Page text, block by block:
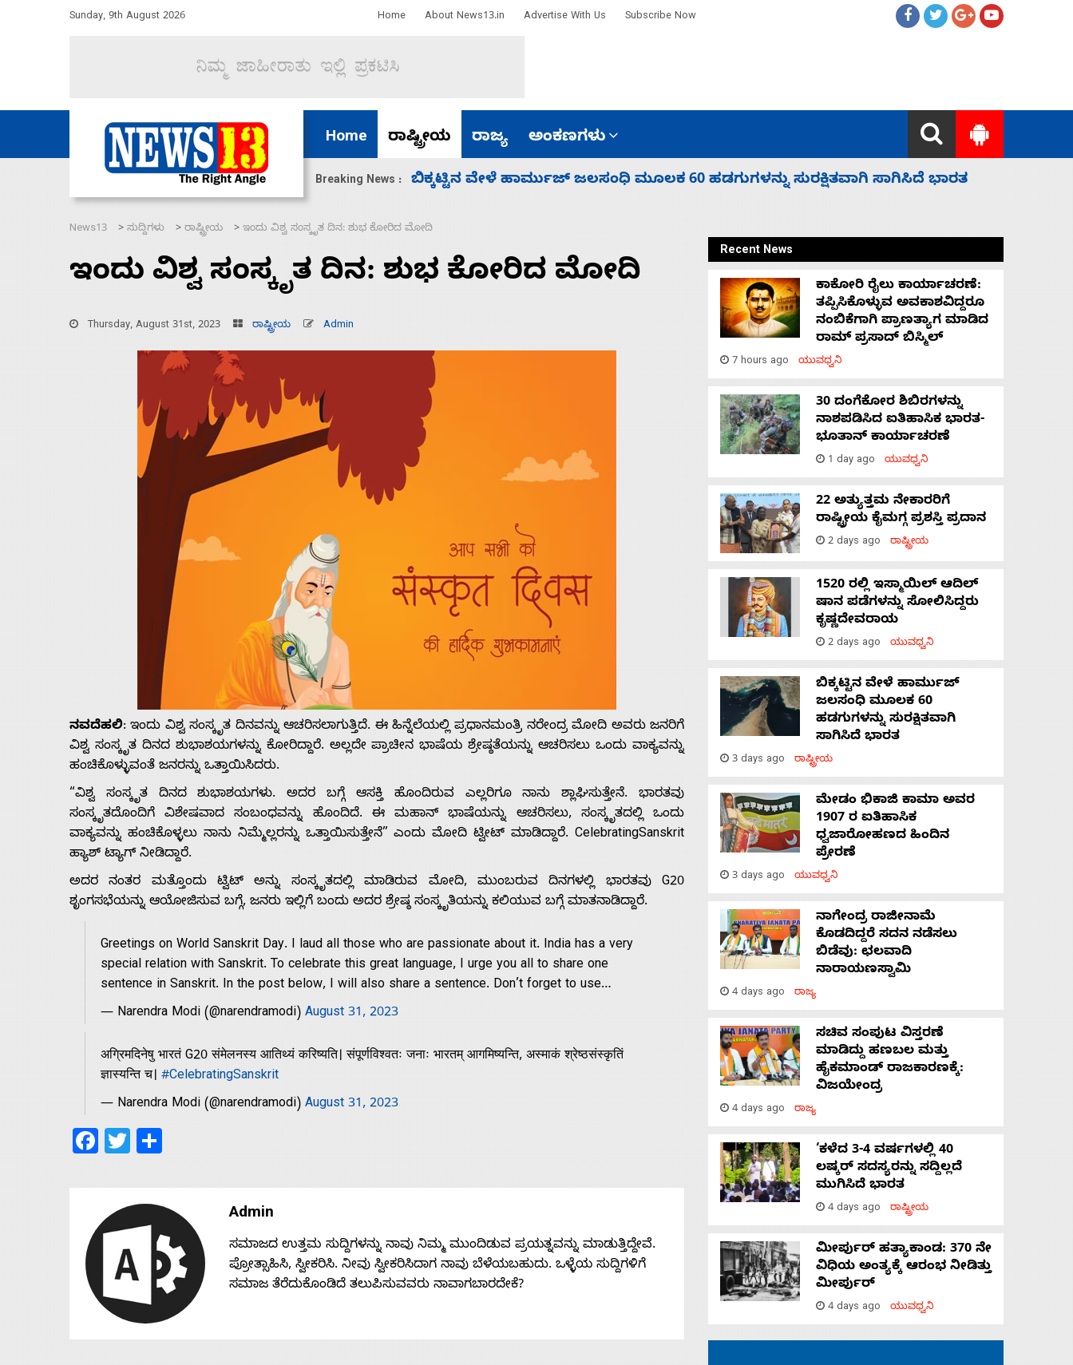
Sunday, 9th August 2026 Home About News13.in Advertise With Us Subscribe Now
Home ರಾಷ್ಟ್ರೀಯ ರಾಜ್ಯ ಅಂಕಣಗಳು
Breaking News :
ಮೂಲಕ 60 ಹಡಗುಗಳನ್ನು ಸುರಕ್ಷಿತವಾಗಿ ಸಾಗಿಸಿದೆ ಭಾರತ ನಾಗೇಂದ್ರ ರಾಜೀನಾಮೆ ಕೊಡದಿದ್ದರೆ ಸದನ ನಡೆಸಲು ಬಿಡೆವು: ಛಲವಾದಿ ನಾರಾಯಣಸ್ವಾಮಿ
Advertise
Contact
News13 > ಸುದ್ದಿಗಳು > ರಾಷ್ಟ್ರೀಯ > ಇಂದು ವಿಶ್ವ ಸಂಸ್ಕೃತ ದಿನ: ಶುಭ ಕೋರಿದ ಮೋದಿ
ಇಂದು ವಿಶ್ವ ಸಂಸ್ಕೃತ ದಿನ: ಶುಭ ಕೋರಿದ ಮೋದಿ
Thursday, August 31st, 2023 ರಾಷ್ಟ್ರೀಯ Admin
ನವದೆಹಲಿ: ಇಂದು ವಿಶ್ವ ಸಂಸ್ಕೃತ ದಿನವನ್ನು ಆಚರಿಸಲಾಗುತ್ತಿದೆ. ಈ ಹಿನ್ನೆಲೆಯಲ್ಲಿ ಪ್ರಧಾನಮಂತ್ರಿ ನರೇಂದ್ರ ಮೋದಿ ಅವರು ಜನರಿಗೆ
ವಿಶ್ವ ಸಂಸ್ಕೃತ ದಿನದ ಶುಭಾಶಯಗಳನ್ನು ಕೋರಿದ್ದಾರೆ. ಅಲ್ಲದೇ ಪ್ರಾಚೀನ ಭಾಷೆಯ ಶ್ರೇಷ್ಠತೆಯನ್ನು ಆಚರಿಸಲು ಒಂದು ವಾಕ್ಯವನ್ನು
ಹಂಚಿಕೊಳ್ಳುವಂತೆ ಜನರನ್ನು ಒತ್ತಾಯಿಸಿದರು.
“ವಿಶ್ವ ಸಂಸ್ಕೃತ ದಿನದ ಶುಭಾಶಯಗಳು. ಅದರ ಬಗ್ಗೆ ಆಸಕ್ತಿ ಹೊಂದಿರುವ ಎಲ್ಲರಿಗೂ ನಾನು ಶ್ಲಾಘಿಸುತ್ತೇನೆ. ಭಾರತವು
ಸಂಸ್ಕೃತದೊಂದಿಗೆ ವಿಶೇಷವಾದ ಸಂಬಂಧವನ್ನು ಹೊಂದಿದೆ. ಈ ಮಹಾನ್ ಭಾಷೆಯನ್ನು ಆಚರಿಸಲು, ಸಂಸ್ಕೃತದಲ್ಲಿ ಒಂದು
ವಾಕ್ಯವನ್ನು ಹಂಚಿಕೊಳ್ಳಲು ನಾನು ನಿಮ್ಮೆಲ್ಲರನ್ನು ಒತ್ತಾಯಿಸುತ್ತೇನೆ” ಎಂದು ಮೋದಿ ಟ್ವೀಟ್‌ ಮಾಡಿದ್ದಾರೆ. CelebratingSanskrit
ಹ್ಯಾಶ್‌ ಟ್ಯಾಗ್‌ ನೀಡಿದ್ದಾರೆ.
ಅದರ ನಂತರ ಮತ್ತೊಂದು ಟ್ವಿಟ್‌ ಅನ್ನು ಸಂಸ್ಕೃತದಲ್ಲಿ ಮಾಡಿರುವ ಮೋದಿ, ಮುಂಬರುವ ದಿನಗಳಲ್ಲಿ ಭಾರತವು G20
ಶೃಂಗಸಭೆಯನ್ನು ಆಯೋಜಿಸುವ ಬಗ್ಗೆ, ಜನರು ಇಲ್ಲಿಗೆ ಬಂದು ಅದರ ಶ್ರೇಷ್ಠ ಸಂಸ್ಕೃತಿಯನ್ನು ಕಲಿಯುವ ಬಗ್ಗೆ ಮಾತನಾಡಿದ್ದಾರೆ.
Greetings on World Sanskrit Day. I laud all those who are passionate about it. India has a very
special relation with Sanskrit. To celebrate this great language, I urge you all to share one
sentence in Sanskrit. In the post below, I will also share a sentence. Don’t forget to use…
— Narendra Modi (@narendramodi)August 31, 2023
अग्रिमदिनेषु भारतं G20 संमेलनस्य आतिथ्यं करिष्यति। संपूर्णविश्वतः जनाः भारतम् आगमिष्यन्ति, अस्माकं श्रेष्ठसंस्कृतिं
ज्ञास्यन्ति च।#CelebratingSanskrit
— Narendra Modi (@narendramodi)August 31, 2023
Facebook
Twitter
Admin
ಸಮಾಜದ ಉತ್ತಮ ಸುದ್ದಿಗಳನ್ನು ನಾವು ನಿಮ್ಮ ಮುಂದಿಡುವ ಪ್ರಯತ್ನವನ್ನು ಮಾಡುತ್ತಿದ್ದೇವೆ.
ಪ್ರೋತ್ಸಾಹಿಸಿ, ಸ್ವೀಕರಿಸಿ. ನೀವು ಸ್ವೀಕರಿಸಿದಾಗ ನಾವು ಬೆಳೆಯಬಹುದು. ಒಳ್ಳೆಯ ಸುದ್ದಿಗಳಿಗೆ
ಸಮಾಜ ತೆರೆದುಕೊಂಡಿದೆ ತಲುಪಿಸುವವರು ನಾವಾಗಬಾರದೇಕೆ?
Recent News
ಕಾಕೋರಿ ರೈಲು ಕಾರ್ಯಾಚರಣೆ:
ತಪ್ಪಿಸಿಕೊಳ್ಳುವ ಅವಕಾಶವಿದ್ದರೂ
ನಂಬಿಕೆಗಾಗಿ ಪ್ರಾಣತ್ಯಾಗ ಮಾಡಿದ
ರಾಮ್ ಪ್ರಸಾದ್ ಬಿಸ್ಮಿಲ್
7 hours ago ಯುವಧ್ವನಿ
30 ದಂಗೆಕೋರ ಶಿಬಿರಗಳನ್ನು
ನಾಶಪಡಿಸಿದ ಐತಿಹಾಸಿಕ ಭಾರತ-
ಭೂತಾನ್ ಕಾರ್ಯಾಚರಣೆ
1 day ago ಯುವಧ್ವನಿ
22 ಅತ್ಯುತ್ತಮ ನೇಕಾರರಿಗೆ
ರಾಷ್ಟ್ರೀಯ ಕೈಮಗ್ಗ ಪ್ರಶಸ್ತಿ ಪ್ರದಾನ
2 days ago ರಾಷ್ಟ್ರೀಯ
1520 ರಲ್ಲಿ ಇಸ್ಮಾಯಿಲ್ ಆದಿಲ್
ಷಾನ ಪಡೆಗಳನ್ನು ಸೋಲಿಸಿದ್ದರು
ಕೃಷ್ಣದೇವರಾಯ
2 days ago ಯುವಧ್ವನಿ
ಬಿಕ್ಕಟ್ಟಿನ ವೇಳೆ ಹಾರ್ಮುಜ್
ಜಲಸಂಧಿ ಮೂಲಕ 60
ಹಡಗುಗಳನ್ನು ಸುರಕ್ಷಿತವಾಗಿ
ಸಾಗಿಸಿದೆ ಭಾರತ
3 days ago ರಾಷ್ಟ್ರೀಯ
ಮೇಡಂ ಭಿಕಾಜಿ ಕಾಮಾ ಅವರ
1907 ರ ಐತಿಹಾಸಿಕ
ಧ್ವಜಾರೋಹಣದ ಹಿಂದಿನ
ಪ್ರೇರಣೆ
3 days ago ಯುವಧ್ವನಿ
ನಾಗೇಂದ್ರ ರಾಜೀನಾಮೆ
ಕೊಡದಿದ್ದರೆ ಸದನ ನಡೆಸಲು
ಬಿಡೆವು: ಛಲವಾದಿ
ನಾರಾಯಣಸ್ವಾಮಿ
4 days ago ರಾಜ್ಯ
ಸಚಿವ ಸಂಪುಟ ವಿಸ್ತರಣೆ
ಮಾಡಿದ್ದು ಹಣಬಲ ಮತ್ತು
ಹೈಕಮಾಂಡ್ ರಾಜಕಾರಣಕ್ಕೆ:
ವಿಜಯೇಂದ್ರ
4 days ago ರಾಜ್ಯ
‘ಕಳೆದ 3-4 ವರ್ಷಗಳಲ್ಲಿ 40
ಲಷ್ಕರ್ ಸದಸ್ಯರನ್ನು ಸದ್ದಿಲ್ಲದೆ
ಮುಗಿಸಿದೆ ಭಾರತ
4 days ago ರಾಷ್ಟ್ರೀಯ
ಮೀರ್ಪುರ್ ಹತ್ಯಾಕಾಂಡ: 370 ನೇ
ವಿಧಿಯ ಅಂತ್ಯಕ್ಕೆ ಆರಂಭ ನೀಡಿತ್ತು
ಮೀರ್ಪುರ್
4 days ago ಯುವಧ್ವನಿ